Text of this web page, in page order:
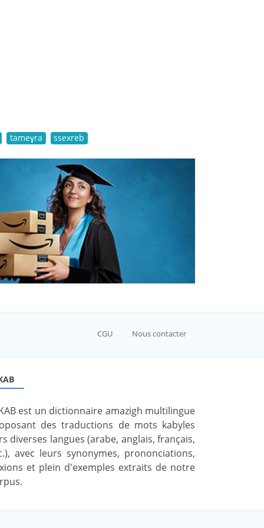
tameɣra ssexreb
CGU Nous contacter
est un dictionnaire amazigh multilingue
des traductions de mots kabyles
diverses langues (arabe, anglais, français,
avec leurs synonymes, prononciations,
et plein d'exemples extraits de notre